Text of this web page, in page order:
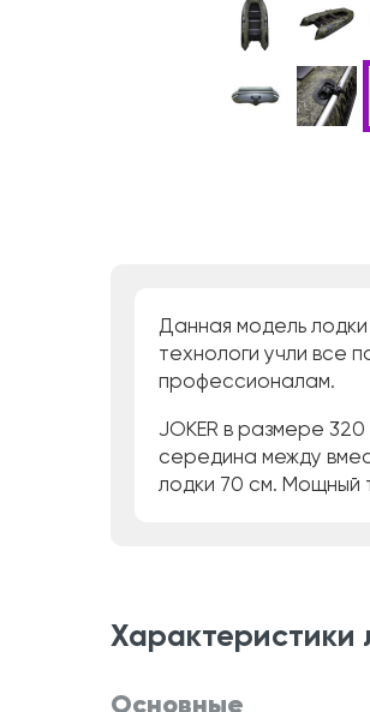
Данная модель лодки
технологи учли все
профессионалам.
JOKER в размере
середина между
лодки 70 см. Мощный
Характеристики
Основные